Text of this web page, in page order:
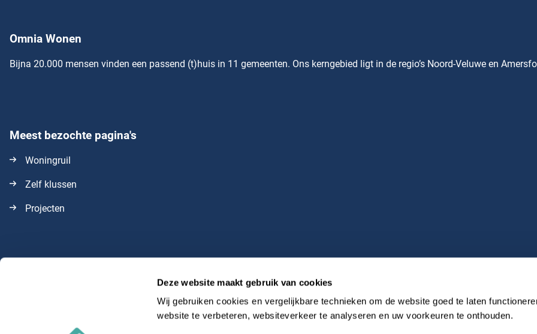
Deze website maakt gebruik van cookies
Wij gebruiken cookies en vergelijkbare technieken om de website goed te laten
website te verbeteren, websiteverkeer te analyseren en uw voorkeuren te onthouden.
Omnia Wonen
Bijna 20.000 mensen vinden een passend (t)huis in 11 gemeenten. Ons kerngebied ligt in de regio’s Noord-Veluwe en
Meest bezochte pagina's
Woningruil
Zelf klussen
Projecten